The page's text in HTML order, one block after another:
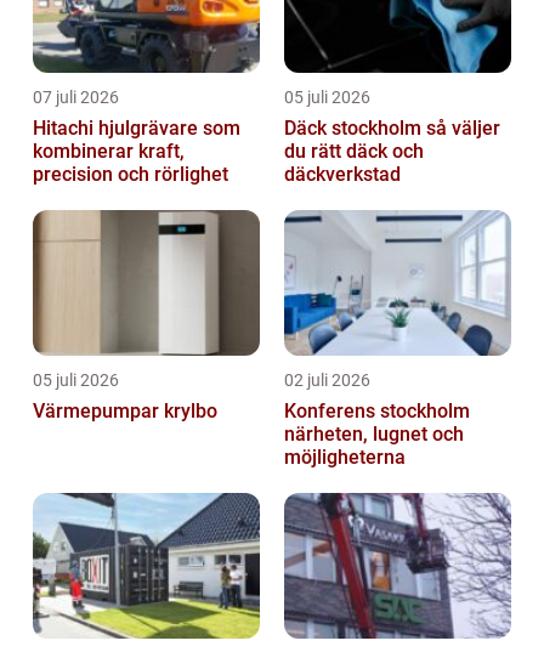
07 juli 2026
Hitachi hjulgrävare som
kombinerar kraft,
precision och rörlighet
05 juli 2026
Däck stockholm så väljer
du rätt däck och
däckverkstad
05 juli 2026
Värmepumpar krylbo
02 juli 2026
Konferens stockholm
närheten, lugnet och
möjligheterna